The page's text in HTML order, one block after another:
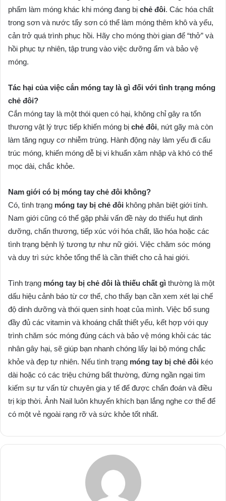
phẩm làm móng khác khi móng đang bị chẻ đôi. Các hóa chất
trong sơn và nước tẩy sơn có thể làm móng thêm khô và yếu,
cản trở quá trình phục hồi. Hãy cho móng thời gian để “thở” và
hồi phục tự nhiên, tập trung vào việc dưỡng ẩm và bảo vệ
móng.
Tác hại của việc cắn móng tay là gì đối với tình trạng móng
chẻ đôi?
Cắn móng tay là một thói quen có hại, không chỉ gây ra tổn
thương vật lý trực tiếp khiến móng bị chẻ đôi, nứt gãy mà còn
làm tăng nguy cơ nhiễm trùng. Hành động này làm yếu đi cấu
trúc móng, khiến móng dễ bị vi khuẩn xâm nhập và khó có thể
mọc dài, chắc khỏe.
Nam giới có bị móng tay chẻ đôi không?
Có, tình trạng móng tay bị chẻ đôi không phân biệt giới tính.
Nam giới cũng có thể gặp phải vấn đề này do thiếu hụt dinh
dưỡng, chấn thương, tiếp xúc với hóa chất, lão hóa hoặc các
tình trạng bệnh lý tương tự như nữ giới. Việc chăm sóc móng
và duy trì sức khỏe tổng thể là cần thiết cho cả hai giới.
Tình trạng móng tay bị chẻ đôi là thiếu chất gì thường là một
dấu hiệu cảnh báo từ cơ thể, cho thấy bạn cần xem xét lại chế
độ dinh dưỡng và thói quen sinh hoạt của mình. Việc bổ sung
đầy đủ các vitamin và khoáng chất thiết yếu, kết hợp với quy
trình chăm sóc móng đúng cách và bảo vệ móng khỏi các tác
nhân gây hại, sẽ giúp bạn nhanh chóng lấy lại bộ móng chắc
khỏe và đẹp tự nhiên. Nếu tình trạng móng tay bị chẻ đôi kéo
dài hoặc có các triệu chứng bất thường, đừng ngần ngại tìm
kiếm sự tư vấn từ chuyên gia y tế để được chẩn đoán và điều
trị kịp thời. Ảnh Nail luôn khuyến khích bạn lắng nghe cơ thể để
có một vẻ ngoài rạng rỡ và sức khỏe tốt nhất.